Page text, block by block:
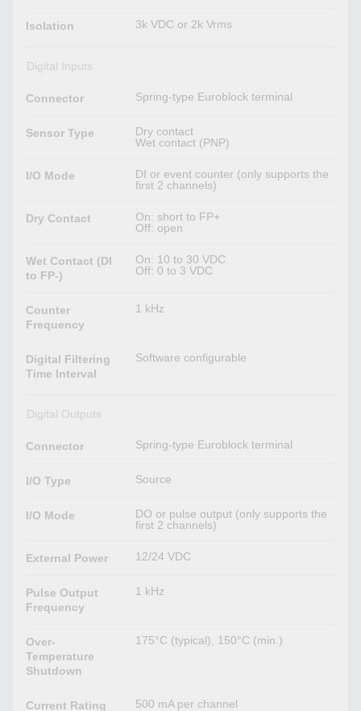
Isolation 3k VDC or 2k Vrms
Digital Inputs
Connector Spring-type Euroblock terminal
Sensor Type
Dry contact
Wet contact (PNP)
I/O Mode
DI or event counter (only supports the
first 2 channels)
Dry Contact
On: short to FP+
Off: open
Wet Contact (DI
to FP-)
On: 10 to 30 VDC
Off: 0 to 3 VDC
Counter
Frequency
1 kHz
Digital Filtering
Time Interval
Software configurable
Digital Outputs
Connector Spring-type Euroblock terminal
I/O Type Source
I/O Mode
DO or pulse output (only supports the
first 2 channels)
External Power 12/24 VDC
Pulse Output
Frequency
1 kHz
Over-
Temperature
Shutdown
175°C (typical), 150°C (min.)
Current Rating 500 mA per channel